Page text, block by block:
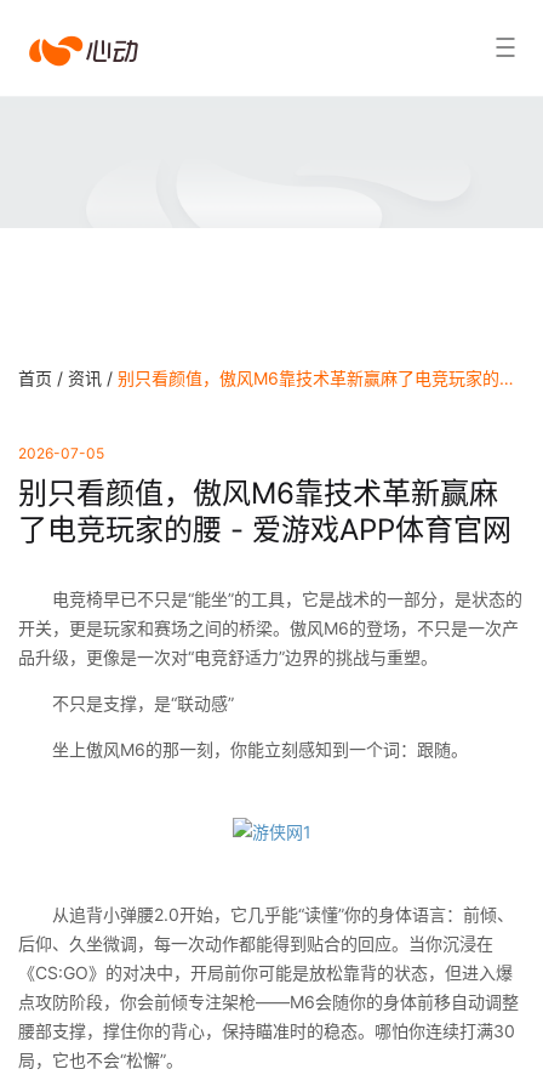
爱搜索结果
首页 / 资讯 / 别只看颜值，傲风M6靠技术革新赢麻了电竞玩家的腰 - 爱游戏APP体育官网
2026-07-05
别只看颜值，傲风M6靠技术革新赢麻
了电竞玩家的腰 - 爱游戏APP体育官网
电竞椅早已不只是“能坐”的工具，它是战术的一部分，是状态的
开关，更是玩家和赛场之间的桥梁。傲风M6的登场，不只是一次产
品升级，更像是一次对“电竞舒适力”边界的挑战与重塑。
不只是支撑，是“联动感”
坐上傲风M6的那一刻，你能立刻感知到一个词：跟随。
从追背小弹腰2.0开始，它几乎能“读懂”你的身体语言：前倾、
后仰、久坐微调，每一次动作都能得到贴合的回应。当你沉浸在
《CS:GO》的对决中，开局前你可能是放松靠背的状态，但进入爆
点攻防阶段，你会前倾专注架枪——M6会随你的身体前移自动调整
腰部支撑，撑住你的背心，保持瞄准时的稳态。哪怕你连续打满30
局，它也不会“松懈”。